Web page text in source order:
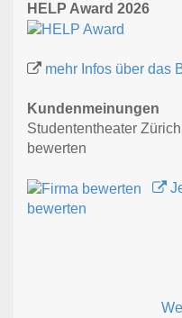
HELP Award 2026
mehr Infos über das
Kundenmeinungen
Studententheater
bewerten
bewerten